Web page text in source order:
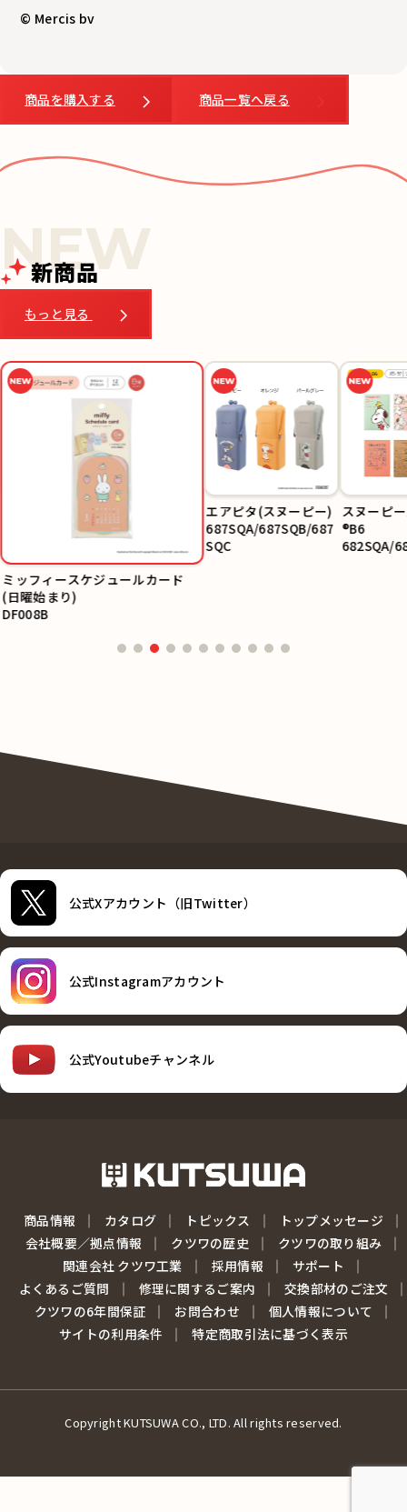
© Mercis bv
商品を購入する 商品一覧へ戻る
新商品
もっと見る
ミッフィースケジュールカード
(日曜始まり)
DF008B
エアピタ(スヌーピー)
687SQA/687SQB/687
SQC
スヌーピ
®B6
682SQA/
公式Xアカウント（旧Twitter）
公式Instagramアカウント
公式Youtubeチャンネル
商品情報 カタログ トピックス
トップメッセージ
会社概要／拠点情報
クツワの歴史
クツワの取り組み
関連会社 クツワ工業
採用情報
サポート
よくあるご質問
修理に関するご案内
交換部材のご注文
クツワの6年間保証
お問合わせ
個人情報について
サイトの利用条件
特定商取引法に基づく表示
Copyright KUTSUWA CO., LTD. All rights reserved.